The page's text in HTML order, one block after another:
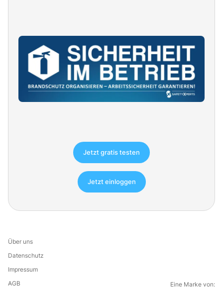
Jetzt gratis testen
Jetzt einloggen
Über uns
Datenschutz
Impressum
AGB
Eine Marke von: